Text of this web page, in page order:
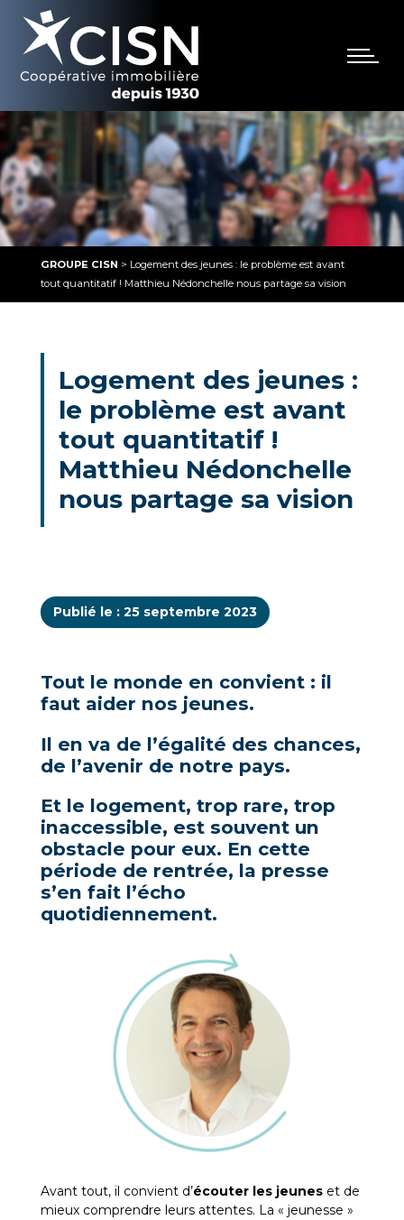
GROUPE CISN > Logement des jeunes : le problème est avant
tout quantitatif ! Matthieu Nédonchelle nous partage sa vision
Logement des jeunes :
le problème est avant
tout quantitatif !
Matthieu Nédonchelle
nous partage sa vision
Publié le : 25 septembre 2023
Tout le monde en convient : il
faut aider nos jeunes.
Il en va de l’égalité des chances,
de l’avenir de notre pays.
Et le logement, trop rare, trop
inaccessible, est souvent un
obstacle pour eux. En cette
période de rentrée, la presse
s’en fait l’écho
quotidiennement.
Avant tout, il convient d’écouter les jeunes et de
mieux comprendre leurs attentes. La « jeunesse »